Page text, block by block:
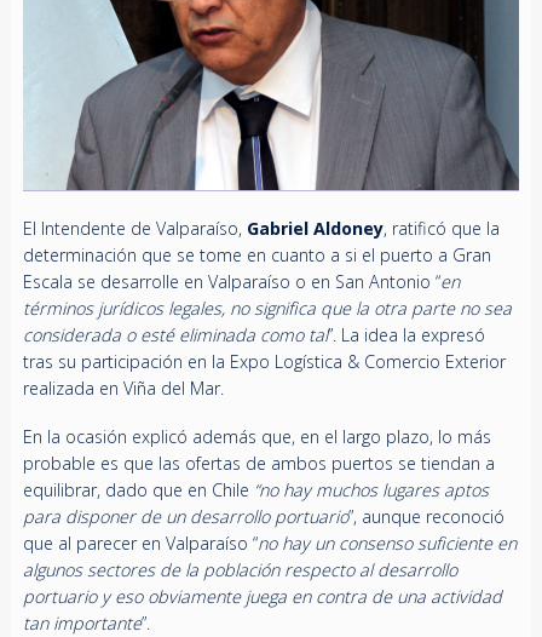
El Intendente de Valparaíso, Gabriel Aldoney, ratificó que la
determinación que se tome en cuanto a si el puerto a Gran
Escala se desarrolle en Valparaíso o en San Antonio “en
términos jurídicos legales, no significa que la otra parte no sea
considerada o esté eliminada como tal”. La idea la expresó
tras su participación en la Expo Logística & Comercio Exterior
realizada en Viña del Mar.
En la ocasión explicó además que, en el largo plazo, lo más
probable es que las ofertas de ambos puertos se tiendan a
equilibrar, dado que en Chile “no hay muchos lugares aptos
para disponer de un desarrollo portuario”, aunque reconoció
que al parecer en Valparaíso “no hay un consenso suficiente en
algunos sectores de la población respecto al desarrollo
portuario y eso obviamente juega en contra de una actividad
tan importante”.